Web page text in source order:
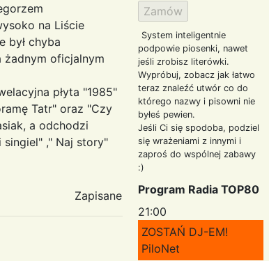
na Liście
był chyba
żadnym oficjalnym
płyta "1985"
Tatr" oraz "Czy
a odchodzi
," Naj story"
Zapisane
System inteligentnie
podpowie piosenki, nawet
jeśli zrobisz literówki.
Wypróbuj, zobacz jak łatwo
teraz znaleźć utwór co do
którego nazwy i pisowni nie
byłeś pewien.
Jeśli Ci się spodoba, podziel
się wrażeniami z innymi i
zaproś do wspólnej zabawy
:)
Program Radia TOP80
21:00
ZOSTAŃ DJ-EM!
PiloNet